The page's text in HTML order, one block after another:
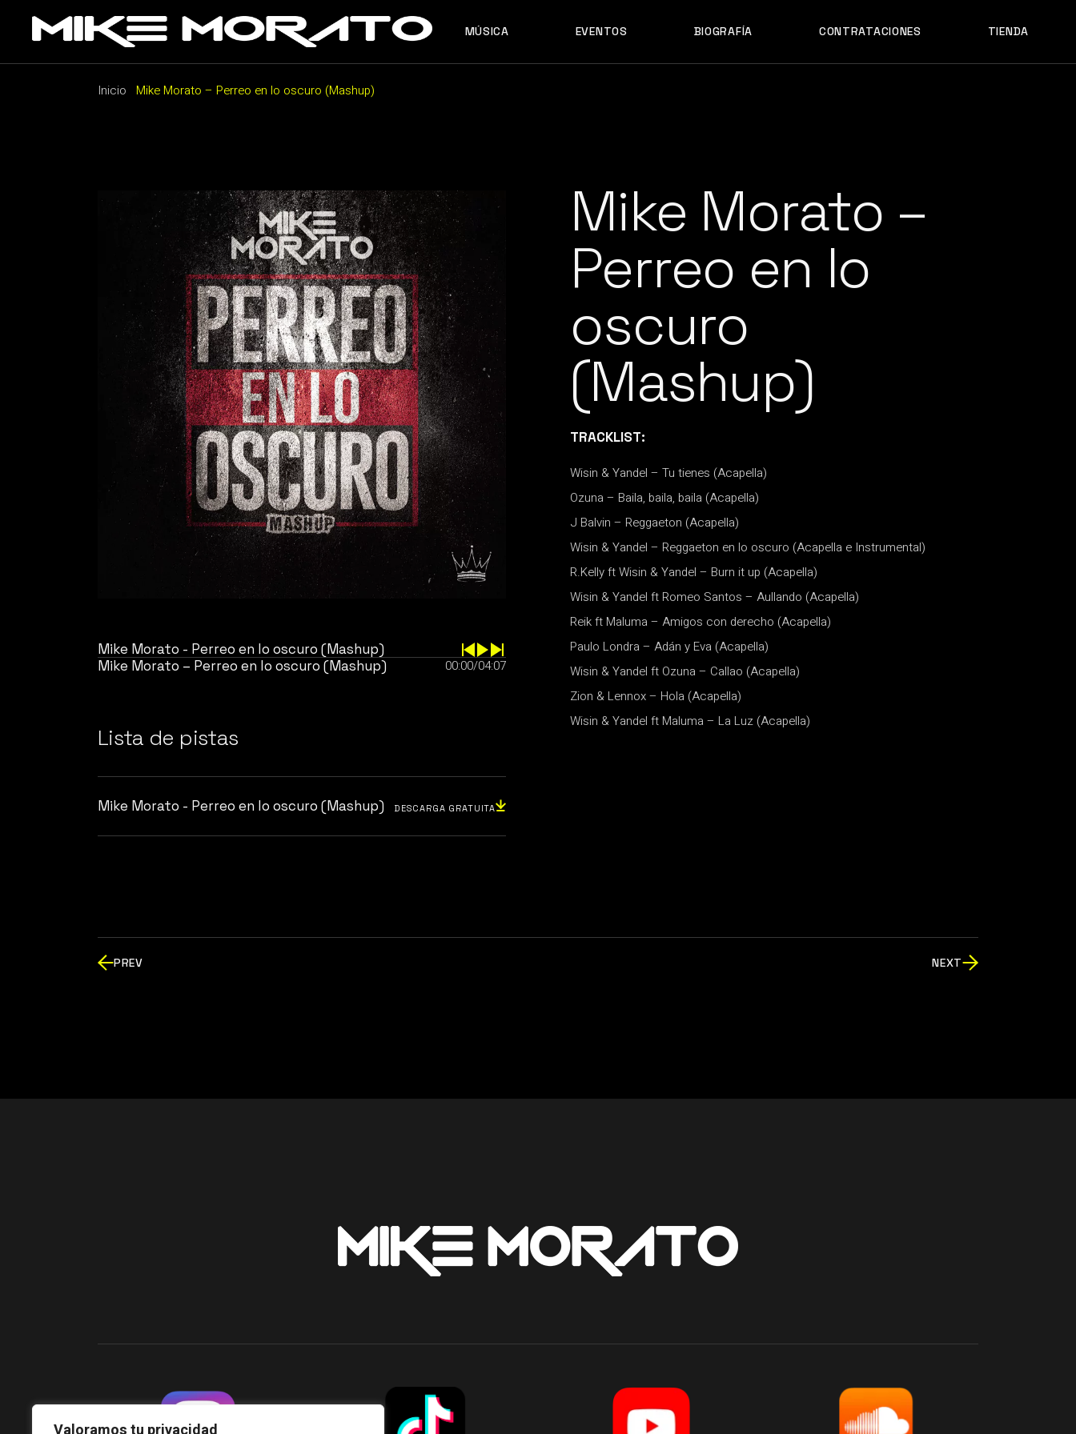
contenido MÚSICA EVENTOS BIOGRAFÍA CONTRATACIONES TIENDA
MASHUPS
ORIGINALES
Inicio Mike Morato – Perreo en lo oscuro (Mashup)
Mike Morato - Perreo en lo oscuro (Mashup)
Mike Morato – Perreo en lo oscuro (Mashup)
00:00/04:07
Lista de pistas
Mike Morato - Perreo en lo oscuro (Mashup) DESCARGA GRATUITA
Mike Morato –
Perreo en lo
oscuro
(Mashup)
TRACKLIST:
Wisin & Yandel – Tu tienes (Acapella)
Ozuna – Baila, baila, baila (Acapella)
J Balvin – Reggaeton (Acapella)
Wisin & Yandel – Reggaeton en lo oscuro (Acapella e Instrumental)
R.Kelly ft Wisin & Yandel – Burn it up (Acapella)
Wisin & Yandel ft Romeo Santos – Aullando (Acapella)
Reik ft Maluma – Amigos con derecho (Acapella)
Paulo Londra – Adán y Eva (Acapella)
Wisin & Yandel ft Ozuna – Callao (Acapella)
Zion & Lennox – Hola (Acapella)
Wisin & Yandel ft Maluma – La Luz (Acapella)
PREV NEXT